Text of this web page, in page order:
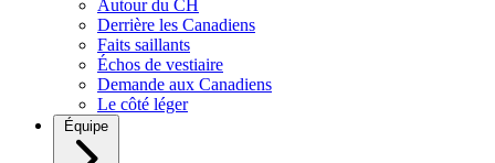
Autour du CH
Derrière les Canadiens
Faits saillants
Échos de vestiaire
Demande aux Canadiens
Le côté léger
Équipe